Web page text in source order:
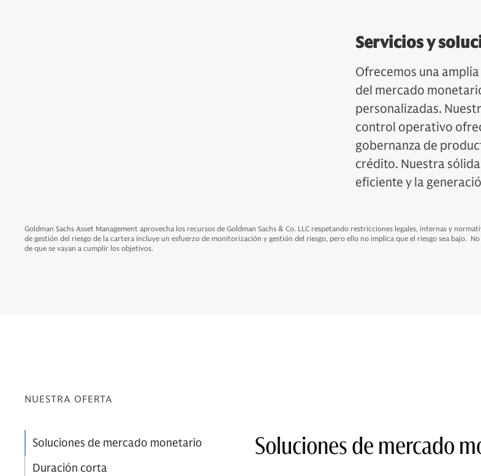
Servicios y
Ofrecemos una
del mercado
personalizadas.
control operativo
gobernanza de
crédito. Nuestra
eficiente y la
Goldman Sachs Asset Management aprovecha los recursos de Goldman Sachs & Co. LLC respetando restricciones legales, internas y
de gestión del riesgo de la cartera incluye un esfuerzo de monitorización y gestión del riesgo, pero ello no implica que el riesgo sea bajo.
de que se vayan a cumplir los objetivos.
NUESTRA OFERTA
Soluciones de mercado monetario
Duración corta
Soluciones de mercado